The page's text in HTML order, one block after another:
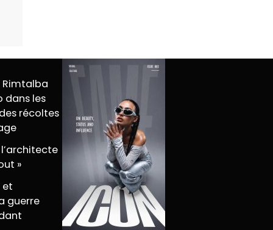
Rimtalba
dans les
récoltes
l’architecte
»
et
guerre